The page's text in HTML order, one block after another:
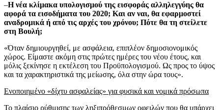
–Η νέα κλίμακα υπολογισμού της εισφοράς αλληλεγγύης θα
αφορά τα εισοδήματα του 2020; Και αν ναι, θα εφαρμοστεί
αναδρομικά ή από τις αρχές του χρόνου; Πότε θα τη στείλετε
στη Βουλή;
«Όταν δημιουργηθεί, με ασφάλεια, επιπλέον δημοσιονομικός
χώρος. Είμαστε ακόμη στις πρώτες ημέρες του νέου έτους, και
μόλις ξεκίνησε η εκτέλεση του Προϋπολογισμού. Ως προς το ύψος
και τα χαρακτηριστικά της μείωσης, όλα στην ώρα τους».
Ενοποιημένο «δίχτυ ασφαλείας» για φυσικά και νομικά πρόσωπα
Το πλαίσιο ρύθμισης των ληξιπρόθεσμων οφειλών που θα υπάρχει